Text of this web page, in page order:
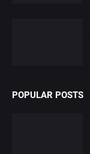
POPULAR POSTS